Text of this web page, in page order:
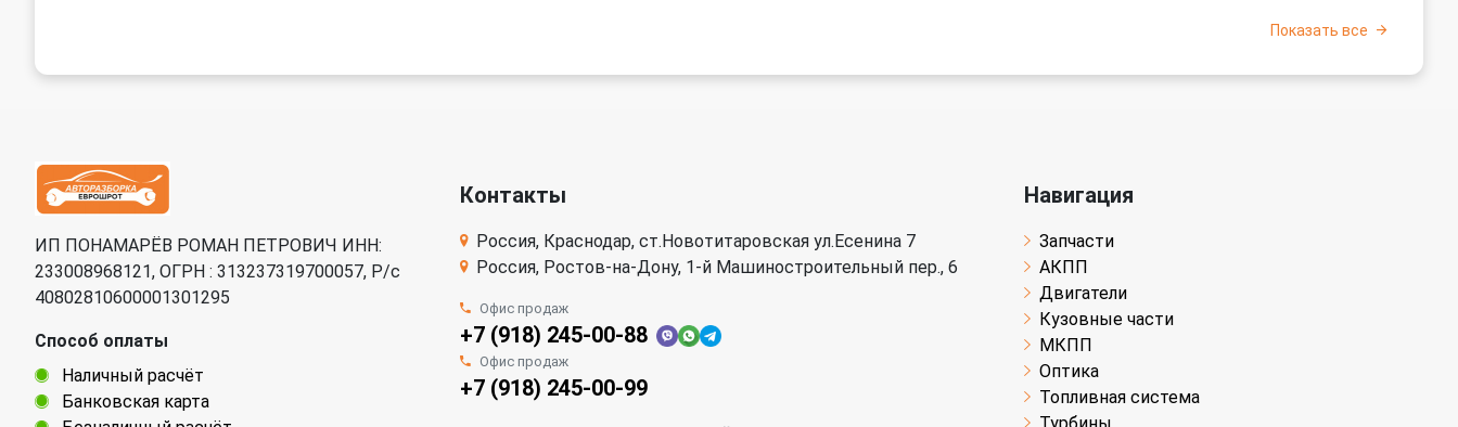
Показать все
ИП ПОНАМАРЁВ РОМАН ПЕТРОВИЧ ИНН:
233008968121, ОГРН : 313237319700057, Р/c
40802810600001301295
Способ оплаты
Наличный расчёт
Банковская карта
Контакты
Россия, Краснодар, ст.Новотитаровская ул.Есенина 7
Россия, Ростов-на-Дону, 1-й Машиностроительный пер., 6
Офис продаж
+7 (918) 245-00-88
Офис продаж
+7 (918) 245-00-99
Навигация
Запчасти
АКПП
Двигатели
Кузовные части
МКПП
Оптика
Топливная система